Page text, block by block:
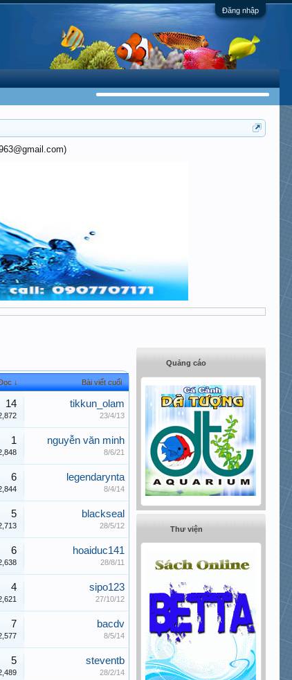
Đăng nhập
↓ Bài viết cuối
14 tikkun_olam
23/4/13
1 nguyễn văn minh
8/6/21
6 legendarynta
8/4/14
5 blackseal
28/5/12
6 hoaiduc141
28/8/11
4 sipo123
27/10/12
7 bacdv
8/5/14
5 steventb
28/2/14
Quảng cáo
Thư viện